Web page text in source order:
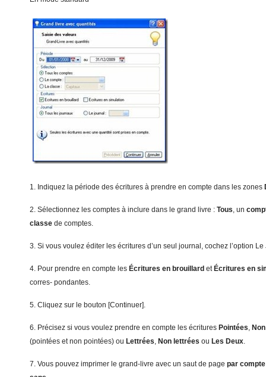
1. Indiquez la période des écritures à prendre en compte dans les zones
2. Sélectionnez les comptes à inclure dans le grand livre : Tous, un com
c lasse de comptes.
3. Si vous voulez éditer les écritures d’un seul journal, cochez l’option
4. Pour prendre en compte les Écritures en brouillard et Écritures en
corres- pondantes.
5. Cliquez sur le bouton [Continuer].
6. Précisez si vous voulez prendre en compte les écritures Pointées,
(pointées et non pointées) ou Lettrées, Non lettrées ou Les Deux.
7. Vous pouvez imprimer le grand-livre avec un saut de page par